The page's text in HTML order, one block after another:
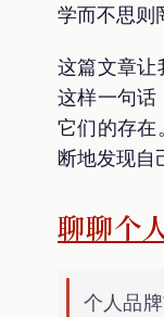
学而不思则
这篇文章让
这样一句
它们的存在
断地发现自
聊聊个
个人品